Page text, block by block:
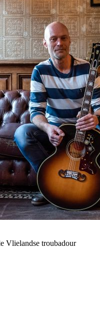
Vlielandse troubadour